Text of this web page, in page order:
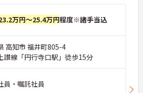
ビス別研修など多彩な研修があ
と技術を深められます
場での実践的なサポートを受
て業務をスタートできます
活用して無理なく長く働ける
間17日間のリフレッシュ休暇
にしっかりと休むことができ
万円～25.4万円程度※諸手当込
高知市 福井町805-4
讃線「円行寺口駅」徒歩15分
員・嘱託社員